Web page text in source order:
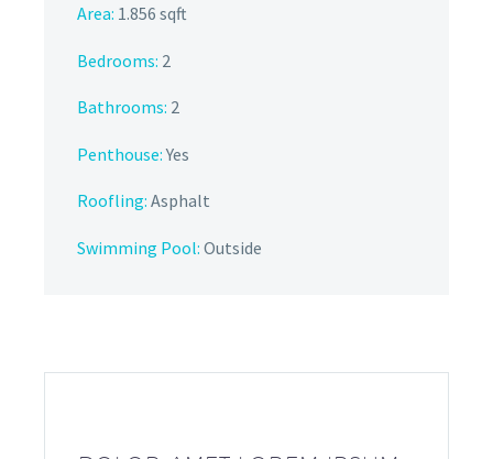
Area: 1.856 sqft
Bedrooms: 2
Bathrooms: 2
Penthouse:Yes
Roofling: Asphalt
Swimming Pool: Outside